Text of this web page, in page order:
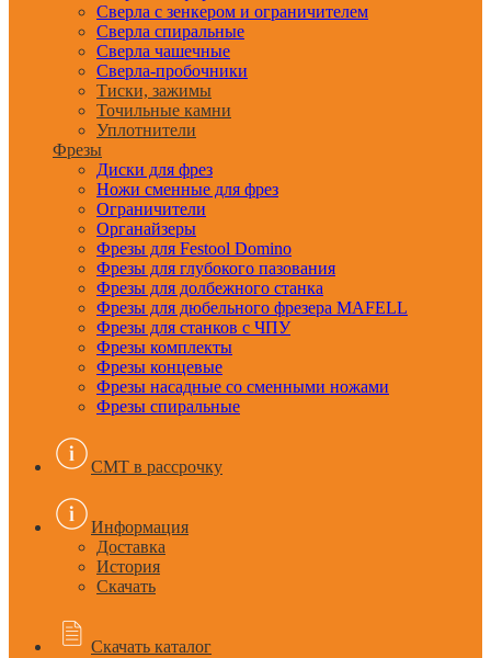
Сверла с зенкером и ограничителем
Сверла спиральные
Сверла чашечные
Сверла-пробочники
Тиски, зажимы
Точильные камни
Уплотнители
Фрезы
Диски для фрез
Ножи сменные для фрез
Ограничители
Органайзеры
Фрезы для Festool Domino
Фрезы для глубокого пазования
Фрезы для долбежного станка
Фрезы для дюбельного фрезера MAFELL
Фрезы для станков с ЧПУ
Фрезы комплекты
Фрезы концевые
Фрезы насадные со сменными ножами
Фрезы спиральные
CMT в рассрочку
Информация
Доставка
История
Скачать
Скачать каталог